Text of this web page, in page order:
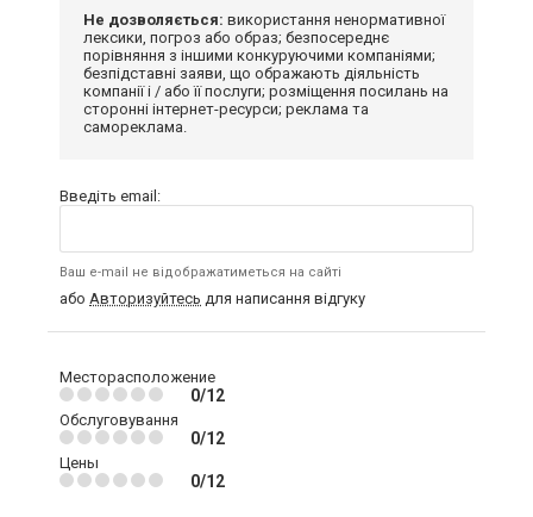
Не дозволяється: використання ненормативної
лексики, погроз або образ; безпосереднє
порівняння з іншими конкуруючими компаніями;
безпідставні заяви, що ображають діяльність
компанії і / або її послуги; розміщення посилань на
сторонні інтернет-ресурси; реклама та
самореклама.
Введіть email:
Ваш e-mail не відображатиметься на сайті
або Авторизуйтесь для написання відгуку
Месторасположение
0/12
Обслуговування
0/12
Цены
0/12